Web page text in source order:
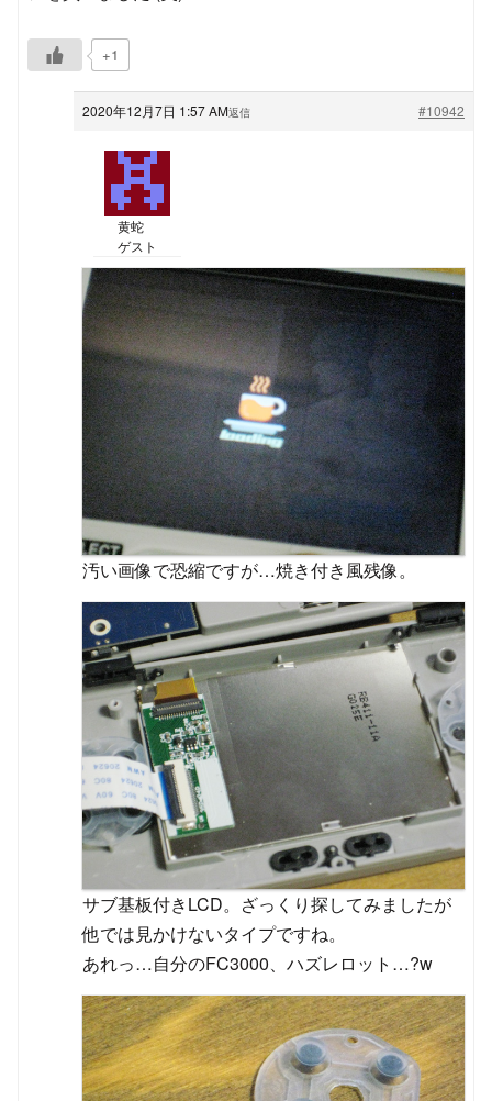
+1
2020年12月7日 1:57 AM #10942
返信
黄蛇
ゲスト
汚い画像で恐縮ですが…焼き付き風残像。
サブ基板付きLCD。ざっくり探してみましたが
他では見かけないタイプですね。
あれっ…自分のFC3000、ハズレロット…?w